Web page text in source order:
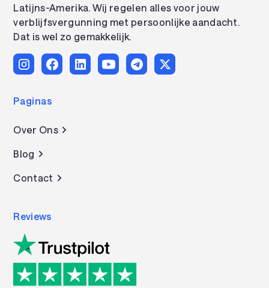
Latijns-Amerika. Wij regelen alles voor jouw
verblijfsvergunning met persoonlijke aandacht.
Dat is wel zo gemakkelijk.
Paginas
Over Ons
Blog
Contact
Reviews